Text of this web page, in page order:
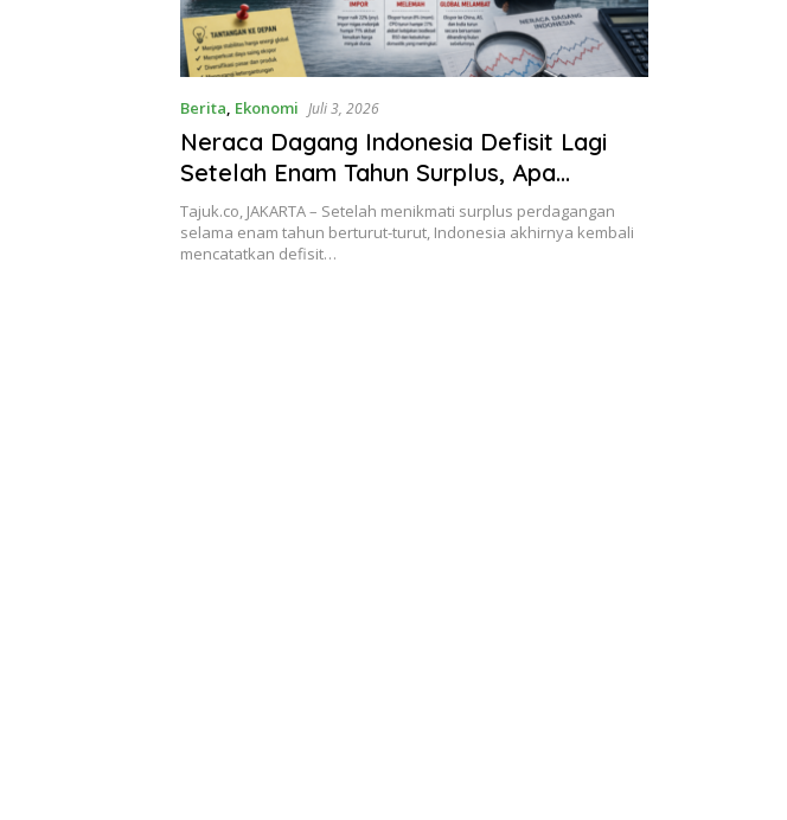
Berita, Ekonomi Juli 3, 2026
Neraca Dagang Indonesia Defisit Lagi
Setelah Enam Tahun Surplus, Apa
Penyebabnya?
Tajuk.co, JAKARTA – Setelah menikmati surplus perdagangan
selama enam tahun berturut-turut, Indonesia akhirnya kembali
mencatatkan defisit…